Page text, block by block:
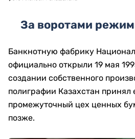
За воротами
Банкнотную фабрику
официально открыли 19 мая
создании собственного
полиграфии Казахстан принял
промежуточный цех ценных
позже.